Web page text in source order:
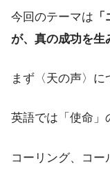
今回のテーマは
が、真の成功を生
まず〈天の声〉に
英語では「使命」
コーリング、コー